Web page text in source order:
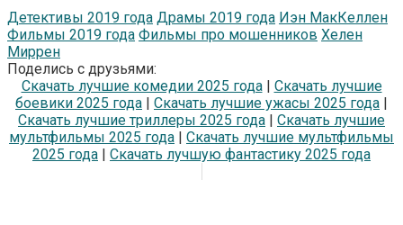
Детективы 2019 года Драмы 2019 года Иэн МакКеллен
Фильмы 2019 года Фильмы про мошенников Хелен
Миррен
Поделись с друзьями:
Скачать лучшие комедии 2025 года| Скачать лучшие
боевики 2025 года | Скачать лучшие ужасы 2025 года |
Скачать лучшие триллеры 2025 года | Скачать лучшие
мультфильмы 2025 года | Скачать лучшие мультфильмы
2025 года | Скачать лучшую фантастику 2025 года